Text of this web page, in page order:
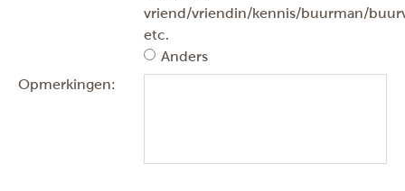
vriend/vriendin/kennis/buurman/
etc.
Anders
Opmerkingen: